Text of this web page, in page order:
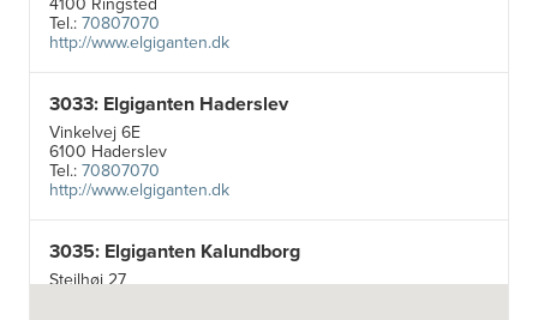
Tel.:70807070
http://www.elgiganten.dk
3033: Elgiganten Haderslev
Vinkelvej 6E
6100 Haderslev
Tel.:70807070
http://www.elgiganten.dk
3035: Elgiganten Kalundborg
Stejlhøj 27